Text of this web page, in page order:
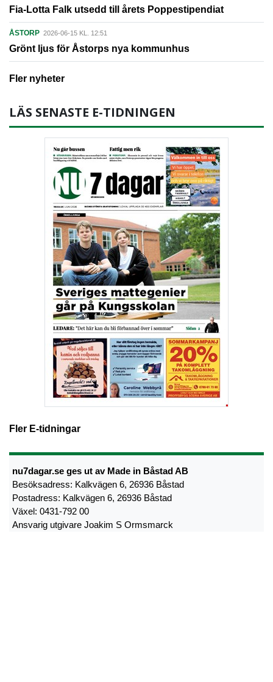
Fia-Lotta Falk utsedd till årets Poppestipendiat
ÅSTORP 2026-06-15 KL. 12:51
Grönt ljus för Åstorps nya kommunhus
Fler nyheter
LÄS SENASTE E-TIDNINGEN
Fler E-tidningar
nu7dagar.se ges ut av Made in Båstad AB
Besöksadress: Kalkvägen 6, 26936 Båstad
Postadress: Kalkvägen 6, 26936 Båstad
Växel: 0431-792 00
Ansvarig utgivare Joakim S Ormsmarck